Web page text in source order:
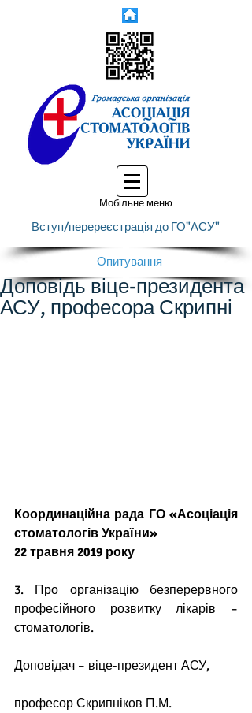
Мобільне меню
Вступ/перереєстрація до ГО"АСУ"
Опитування
Доповідь віце-президента
АСУ, професора Скрипні
Координаційна рада ГО «Асоціація
стоматологів України»
22 травня 2019 року
3. Про організацію безперервного
професійного розвитку лікарів –
стоматологів.
Доповідач – віце-президент АСУ,
професор Скрипніков П.М.